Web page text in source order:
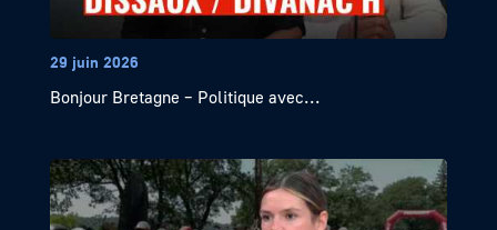
29 juin 2026
Bonjour Bretagne – Politique avec...